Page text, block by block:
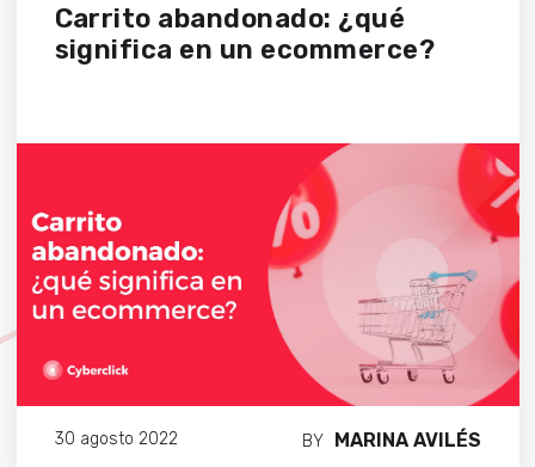
Carrito abandonado: ¿qué
significa en un ecommerce?
30 agosto 2022 BY MARINA AVILÉS